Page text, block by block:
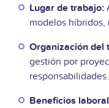
Lugar de trabajo:
modelos híbridos,
Organización del
gestión por
responsabilidades.
Beneficios